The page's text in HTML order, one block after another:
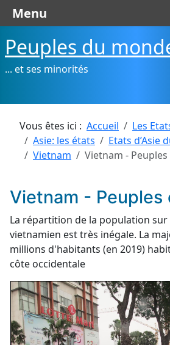
Peuples du
... et ses minorités
Vous êtes ici : Accueil
Les
Asie: les états
Etats d’Asie
Vietnam
Vietnam -
Vietnam - Peuples
La répartition de la population
vietnamien est très inégale. La
millions d'habitants (en 2019)
côte occidentale
Menu